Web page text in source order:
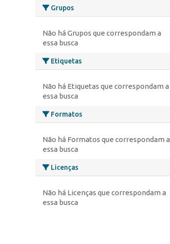
Grupos
Não há Grupos que correspondam a
essa busca
Etiquetas
Não há Etiquetas que correspondam a
essa busca
Formatos
Não há Formatos que correspondam a
essa busca
Licenças
Não há Licenças que correspondam a
essa busca